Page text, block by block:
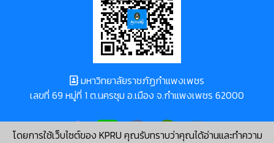
โดยการใช้เว็บไซต์ของ KPRU คุณรับทราบว่าคุณได้อ่านและทำความ
มหาวิทยาลัยราชภัฏกำแพงเพชร
เลขที่ 69 หมู่ที่ 1 ต.นครชุม อ.เมือง จ.กำแพงเพชร 62000